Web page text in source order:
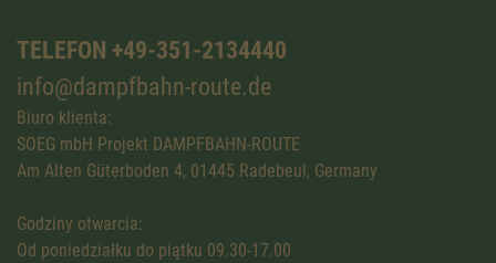
TELEFON +49-351-2134440
info@dampfbahn-route.de
Biuro klienta:
SOEG mbH Projekt DAMPFBAHN-ROUTE
Am Alten Güterboden 4, 01445 Radebeul, Germany
Godziny otwarcia:
Od poniedziałku do piątku 09.30-17.00